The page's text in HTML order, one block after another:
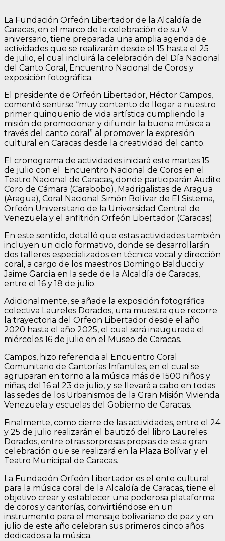
La Fundación Orfeón Libertador de la Alcaldía de
Caracas, en el marco de la celebración de su V
aniversario, tiene preparada una amplia agenda de
actividades que se realizarán desde el 15 hasta el 25
de julio, el cual incluirá la celebración del Día Nacional
del Canto Coral, Encuentro Nacional de Coros y
exposición fotográfica.
El presidente de Orfeón Libertador, Héctor Campos,
comentó sentirse “muy contento de llegar a nuestro
primer quinquenio de vida artística cumpliendo la
misión de promocionar y difundir la buena música a
través del canto coral” al promover la expresión
cultural en Caracas desde la creatividad del canto.
El cronograma de actividades iniciará este martes 15
de julio con el Encuentro Nacional de Coros en el
Teatro Nacional de Caracas, donde participarán Audite
Coro de Cámara (Carabobo), Madrigalistas de Aragua
(Aragua), Coral Nacional Simón Bolívar de El Sistema,
Orfeón Universitario de la Universidad Central de
Venezuela y el anfitrión Orfeón Libertador (Caracas).
En este sentido, detalló que estas actividades también
incluyen un ciclo formativo, donde se desarrollarán
dos talleres especializados en técnica vocal y dirección
coral, a cargo de los maestros Domingo Balducci y
Jaime García en la sede de la Alcaldía de Caracas,
entre el 16 y 18 de julio.
Adicionalmente, se añade la exposición fotográfica
colectiva Laureles Dorados, una muestra que recorre
la trayectoria del Orfeon Libertador desde el año
2020 hasta el año 2025, el cual será inaugurada el
miércoles 16 de julio en el Museo de Caracas.
Campos, hizo referencia al Encuentro Coral
Comunitario de Cantorías Infantiles, en el cual se
agruparan en torno a la música más de 1500 niños y
niñas, del 16 al 23 de julio, y se llevará a cabo en todas
las sedes de los Urbanismos de la Gran Misión Vivienda
Venezuela y escuelas del Gobierno de Caracas.
Finalmente, como cierre de las actividades, entre el 24
y 25 de julio realizarán el bautizó del libro Laureles
Dorados, entre otras sorpresas propias de esta gran
celebración que se realizará en la Plaza Bolívar y el
Teatro Municipal de Caracas.
La Fundación Orfeón Libertador es el ente cultural
para la música coral de la Alcaldía de Caracas, tiene el
objetivo crear y establecer una poderosa plataforma
de coros y cantorías, convirtiéndose en un
instrumento para el mensaje bolivariano de paz y en
julio de este año celebran sus primeros cinco años
dedicados a la música.